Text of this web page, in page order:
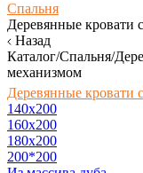
Спальня
Деревянные кровати
Назад
Каталог/Спальня/
механизмом
Деревянные кровати
140x200
160х200
180х200
200*200